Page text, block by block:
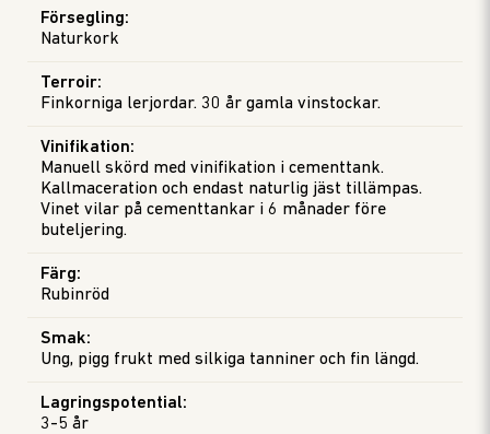
Försegling:
Naturkork
Terroir:
Finkorniga lerjordar. 30 år gamla vinstockar.
Vinifikation:
Manuell skörd med vinifikation i cementtank.
Kallmaceration och endast naturlig jäst tillämpas.
Vinet vilar på cementtankar i 6 månader före
buteljering.
Färg:
Rubinröd
Smak:
Ung, pigg frukt med silkiga tanniner och fin längd.
Lagringspotential:
3-5 år